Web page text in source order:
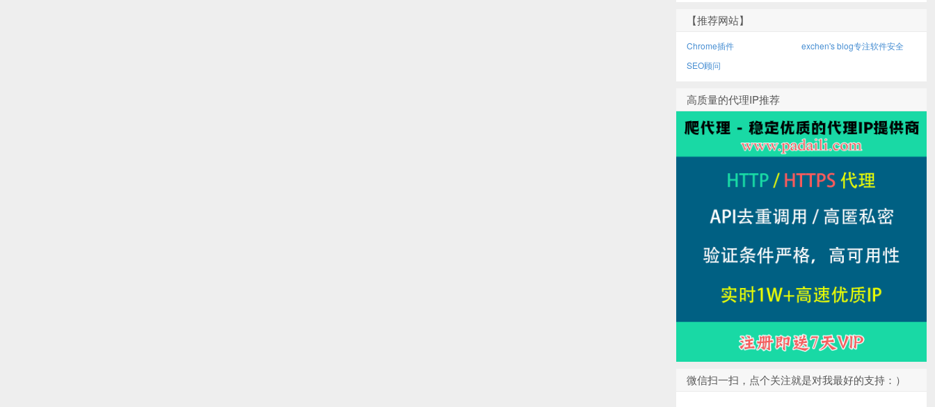
【推荐网站】
Chrome插件
exchen's blog专注软件安全
SEO顾问
高质量的代理IP推荐
微信扫一扫，点个关注就是对我最好的支持：）